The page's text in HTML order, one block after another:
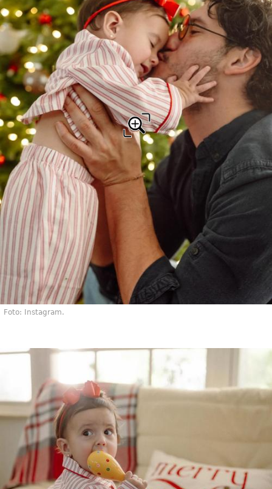
Foto: Instagram.